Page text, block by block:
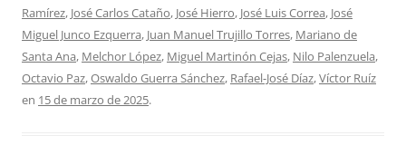
Ramírez, José Carlos Cataño, José Hierro, José Luis Correa, José
Miguel Junco Ezquerra, Juan Manuel Trujillo Torres, Mariano de
Santa Ana, Melchor López, Miguel Martinón Cejas, Nilo Palenzuela,
Octavio Paz,Oswaldo Guerra Sánchez, Rafael-José Díaz,Víctor Ruíz
en 15 de marzo de 2025.